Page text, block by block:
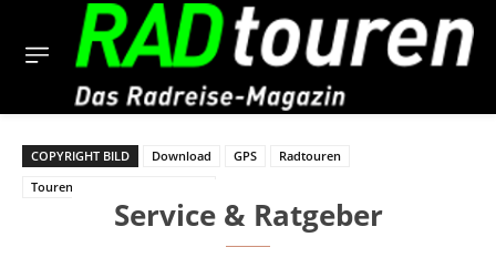
COPYRIGHT BILD Download GPS
Radtouren
Tourenplanung. Kaufberatung
Service & Ratgeber